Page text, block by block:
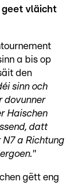
geet vläicht
a bis op
den
sinn och
dovunner
Haischen
datt
a Richtung
gëtt eng